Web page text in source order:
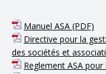
Manuel ASA (PDF)
Directive pour la
des sociétés et
Reglement ASA